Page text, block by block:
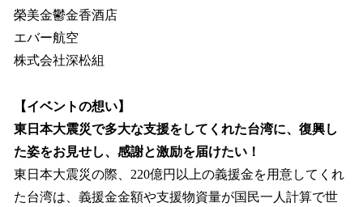
榮美金鬱金香酒店
エバー航空
株式会社深松組
【イベントの想い】
東日本大震災で多大な支援をしてくれた台湾に、復興し
た姿をお見せし、感謝と激励を届けたい！
東日本大震災の際、220億円以上の義援金を用意してくれ
た台湾は、義援金金額や支援物資量が国民一人計算で世